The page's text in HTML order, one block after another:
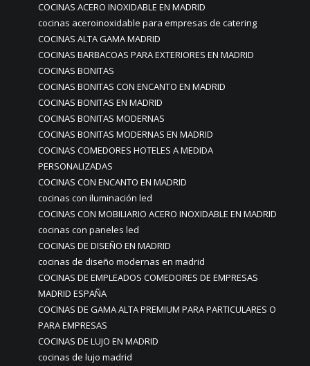
COCINAS ACERO INOXIDABLE EN MADRID
cocinas aceroinoxidable para empresas de catering
COCINAS ALTA GAMA MADRID
COCINAS BARBACOAS PARA EXTERIORES EN MADRID
COCINAS BONITAS
COCINAS BONITAS CON ENCANTO EN MADRID
COCINAS BONITAS EN MADRID
COCINAS BONITAS MODERNAS
COCINAS BONITAS MODERNAS EN MADRID
COCINAS COMEDORES HOTELES A MEDIDA
PERSONALIZADAS
COCINAS CON ENCANTO EN MADRID
cocinas con iluminación led
COCINAS CON MOBILIARIO ACERO INOXIDABLE EN MADRID
cocinas con paneles led
COCINAS DE DISEÑO EN MADRID
cocinas de diseño modernas en madrid
COCINAS DE EMPLEADOS COMEDORES DE EMPRESAS
MADRID ESPAÑA
COCINAS DE GAMA ALTA PREMIUM PARA PARTICULARES O
PARA EMPRESAS
COCINAS DE LUJO EN MADRID
cocinas de lujo madrid